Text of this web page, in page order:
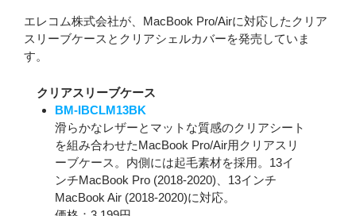
エレコム株式会社が、MacBook Pro/Airに対応したクリア
スリーブケースとクリアシェルカバーを発売していま
す。
クリアスリーブケース
BM-IBCLM13BK
滑らかなレザーとマットな質感のクリアシート
を組み合わせたMacBook Pro/Air用クリアスリ
ーブケース。内側には起毛素材を採用。13イ
ンチMacBook Pro (2018-2020)、13インチ
MacBook Air (2018-2020)に対応。